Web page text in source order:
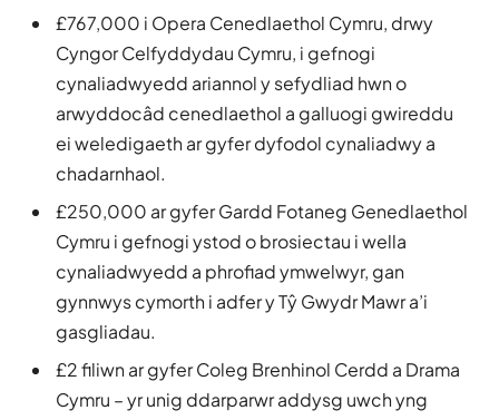
£767,000 i Opera Cenedlaethol Cymru, drwy
Cyngor Celfyddydau Cymru, i gefnogi
cynaliadwyedd ariannol y sefydliad hwn o
arwyddocâd cenedlaethol a galluogi gwireddu
ei weledigaeth ar gyfer dyfodol cynaliadwy a
chadarnhaol.
£250,000 ar gyfer Gardd Fotaneg Genedlaethol
Cymru i gefnogi ystod o brosiectau i wella
cynaliadwyedd a phrofiad ymwelwyr, gan
gynnwys cymorth i adfer y Tŷ Gwydr Mawr a’i
gasgliadau.
£2 filiwn ar gyfer Coleg Brenhinol Cerdd a Drama
Cymru – yr unig ddarparwr addysg uwch yng